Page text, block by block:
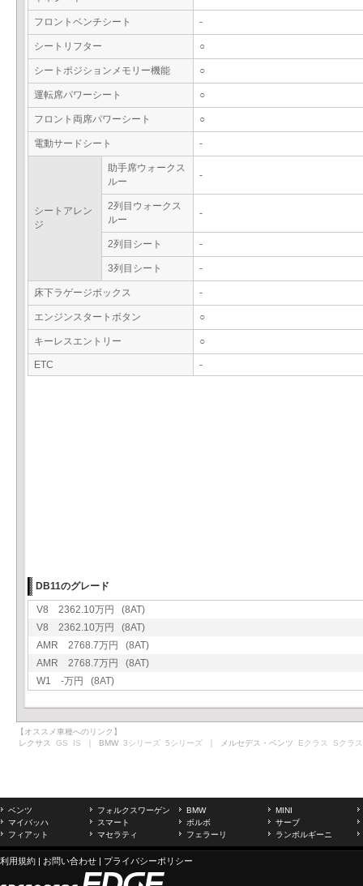
フロントベンチシート -
シートリフター ○
シートポジションメモリー機能 ○
運転席パワーシート ○
フロント両席パワーシート ○
電動サードシート -
シートアレン
ジ
助手席ウォークス
ルー
-
2列目ウォークス
ルー
-
2列目シート -
3列目シート -
床下ラゲージボックス -
エンジンスタートボタン ○
キーレスエントリー ○
ETC -
DB11のグレード
V8 2362.10万円 (8AT)
V8 2362.10万円 (8AT)
AMR 2768.7万円 (8AT)
AMR 2768.7万円 (8AT)
W1 -万円 (8AT)
【オススメ車種へのリンク】
レクサス GS IS ｜ BMW 3シリーズ 5シリーズ ｜ メルセデス・ベンツ Eクラス Sクラス
ベンツ フォルクスワーゲン BMW
MINI
マイバッハ
スマート ボルボ
サーブ
フィアット
マセラティ フェラーリ ランボルギーニ
利用規約 | お問い合わせ | プライバシーポリシー